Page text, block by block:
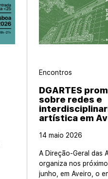
Encontros
DGARTES
sobre redes e
artística em
14 maio 2026
A Direção-Geral das
organiza nos
junho, em Aveiro, o